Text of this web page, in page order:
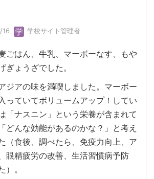
16 学校サイト管理者
ごはん、牛乳、マーボーなす、もや
ぎょうざでした。
ジアの味を満喫しました。マーボー
っていてボリュームアップ！してい
「ナスニン」という栄養が含まれて
どんな効能があるのかな？」と考え
（食後、調べたら、免疫力向上、ア
眼精疲労の改善、生活習慣病予防
）。